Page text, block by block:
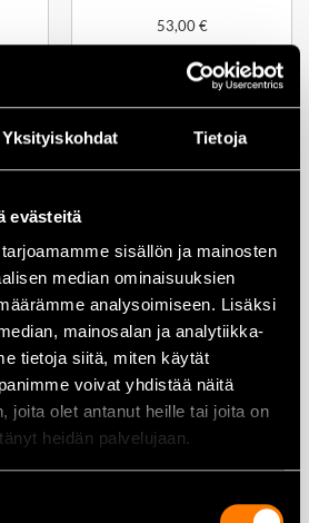
Yksityiskohdat Tietoja
evästeitä
sisällön ja mainosten
median ominaisuuksien
analysoimiseen. Lisäksi
mainosalan ja analytiikka-
tietoja siitä, miten käytät
voivat yhdistää näitä
joita olet antanut heille tai joita on
heidän palvelujaan.
53,00€
Lisää ostoskoriin
30,00€
Lisää ostoskoriin
Räikkälenkkiavain 17mm